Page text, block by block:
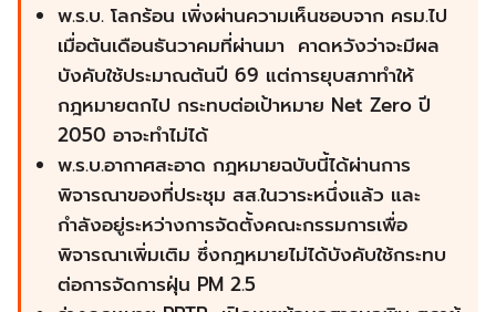
พ.ร.บ. โลกร้อน เพิ่งผ่านความเห็นชอบจาก ครม.ไป
เมื่อต้นเดือนธันวาคมที่ผ่านมา คาดหวังว่าจะมีผล
บังคับใช้ประมาณต้นปี 69 แต่การยุบสภาทำให้
กฎหมายตกไป กระทบต่อเป้าหมาย Net Zero ปี
2050 อาจะทำไม่ได้
พ.ร.บ.อากาศสะอาด กฎหมายฉบับนี้ได้ผ่านการ
พิจารณาของที่ประชุม สส.ในวาระหนึ่งแล้ว และ
กำลังอยู่ระหว่างการจัดตั้งคณะกรรมการเพื่อ
พิจารณาเพิ่มเติม ซึ่งกฎหมายไม่ได้บังคับใช้กระทบ
ต่อการจัดการฝุ่น PM 2.5